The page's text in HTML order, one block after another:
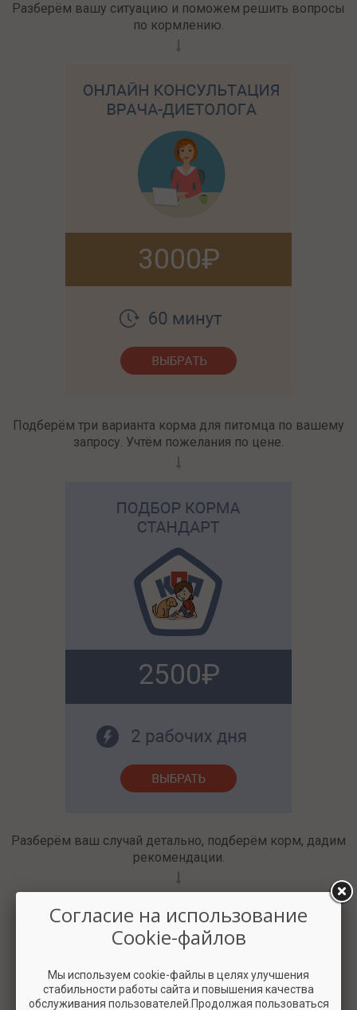
Разберём вашу ситуацию и поможем решить вопросы
по кормлению.
3000
Подберём три варианта корма для питомца по вашему
запросу. Учтём пожелания по цене.
2500
Разберём ваш случай детально, подберём корм, дадим
рекомендации.
Согласие на использование
Cookie-файлов
Мы используем cookie-файлы в целях улучшения
стабильности работы сайта и повышения качества
обслуживания пользователей.Продолжая пользоваться